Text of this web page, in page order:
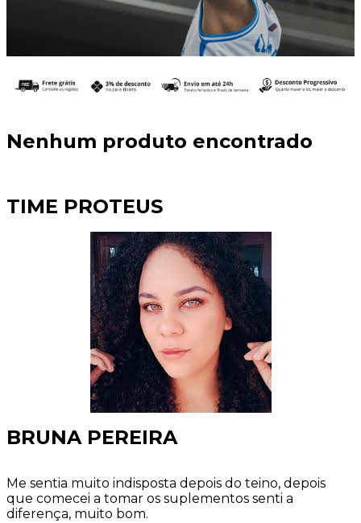
Nenhum produto encontrado
TIME PROTEUS
BRUNA PEREIRA
Me sentia muito indisposta depois do teino, depois
que comecei a tomar os suplementos senti a
diferença, muito bom.